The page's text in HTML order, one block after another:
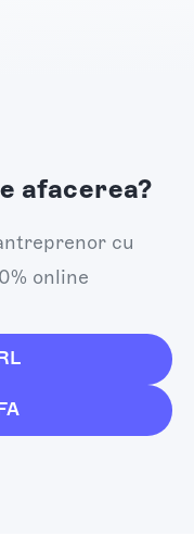
afacerea?
cu
online